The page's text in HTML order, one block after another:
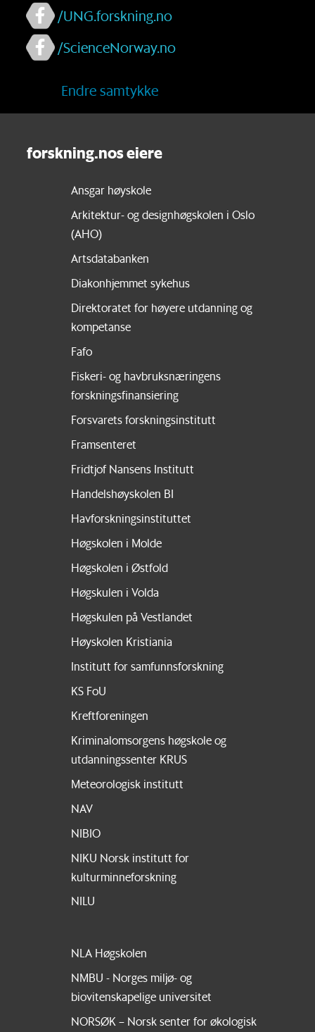
/UNG.forskning.no
/ScienceNorway.no
Endre samtykke
forskning.nos eiere
Ansgar høyskole
Arkitektur- og designhøgskolen i Oslo
(AHO)
Artsdatabanken
Diakonhjemmet sykehus
Direktoratet for høyere utdanning og
kompetanse
Fafo
Fiskeri- og havbruksnæringens
forskningsfinansiering
Forsvarets forskningsinstitutt
Framsenteret
Fridtjof Nansens Institutt
Handelshøyskolen BI
Havforskningsinstituttet
Høgskolen i Molde
Høgskolen i Østfold
Høgskulen i Volda
Høgskulen på Vestlandet
Høyskolen Kristiania
Institutt for samfunnsforskning
KS FoU
Kreftforeningen
Kriminalomsorgens høgskole og
utdanningssenter KRUS
Meteorologisk institutt
NAV
NIBIO
NIKU Norsk institutt for
kulturminneforskning
NILU
NLA Høgskolen
NMBU - Norges miljø- og
biovitenskapelige universitet
NORSØK – Norsk senter for økologisk